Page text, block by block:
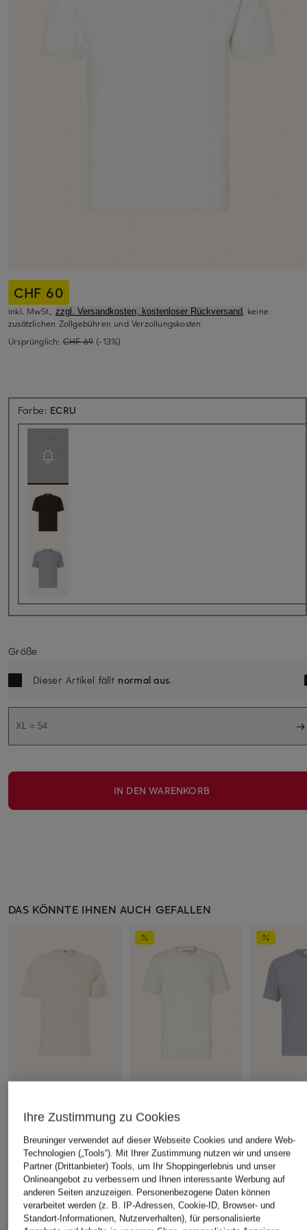
CHF 60
inkl. MwSt., zzgl. Versandkosten, kostenloser Rückversand, keine
zusätzlichen Zollgebühren und Verzollungskosten
Ursprünglich: CHF 69 (-13%)
Farbe: ECRU
Größe
Dieser Artikel fällt normal aus.
XL = 54
IN DEN WARENKORB
DAS KÖNNTE IHNEN AUCH GEFALLEN
T-Shirt RAPHAEL
T-Shirt MAARKOS
Ursprünglich:CHF 79 Ursprünglich:
ÄHNLICHE ARTIKEL ENTDECKEN
Ihre Zustimmung zu Cookies
Breuninger verwendet auf dieser Webseite Cookies und andere Web-
Technologien („Tools“). Mit Ihrer Zustimmung nutzen wir und unsere
Partner (Drittanbieter) Tools, um Ihr Shoppingerlebnis und unser
Onlineangebot zu verbessern und Ihnen interessante Werbung auf
anderen Seiten anzuzeigen. Personenbezogene Daten können
verarbeitet werden (z. B. IP-Adressen, Cookie-ID, Browser- und
Standort-Informationen, Nutzerverhalten), für personalisierte